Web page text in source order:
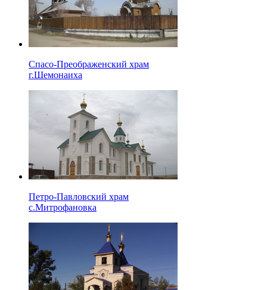
Спасо-Преображенский храм
г.Шемонаиха
Петро-Павловский храм
с.Митрофановка